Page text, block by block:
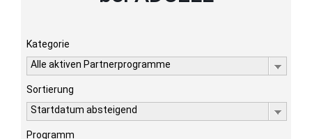
Kategorie
Alle aktiven Partnerprogramme
Sortierung
Startdatum absteigend
Programm